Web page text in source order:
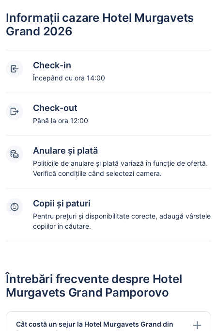
Informații cazare Hotel Murgavets
Grand 2026
Check-in
Începând cu ora 14:00
Check-out
Până la ora 12:00
Anulare și plată
Politicile de anulare și plată variază în funcție de ofertă.
Verifică condițiile când selectezi camera.
Copii și paturi
Pentru prețuri și disponibilitate corecte, adaugă vârstele
copiilor în căutare.
Întrebări frecvente despre Hotel
Murgavets Grand Pamporovo
Cât costă un sejur la Hotel Murgavets Grand din